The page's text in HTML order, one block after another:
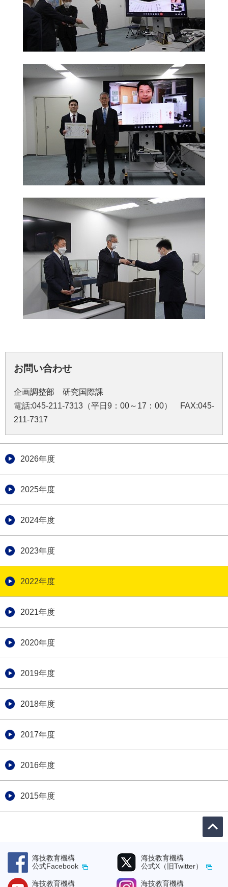
2026年度
2025年度
2024年度
2023年度
2022年度
2021年度
2020年度
2019年度
2018年度
2017年度
2016年度
2015年度
お問い合わせ
企画調整部 研究国際課
電話:045-211-7313（平日9：00～17：00） FAX:045-
211-7317
海技教育機構
公式Facebook
海技教育機構
公式X（旧Twitter）
海技教育機構 海技教育機構